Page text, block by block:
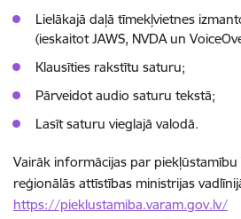
Lielākajā daļā tīmekļvietnes
(ieskaitot JAWS, NVDA un
Klausīties rakstītu saturu;
Pārveidot audio saturu tekstā;
Lasīt saturu vieglajā valodā.
Vairāk informācijas par piekļūstamību
reģionālās attīstības ministrijas
https://pieklustamiba.varam.gov.lv/